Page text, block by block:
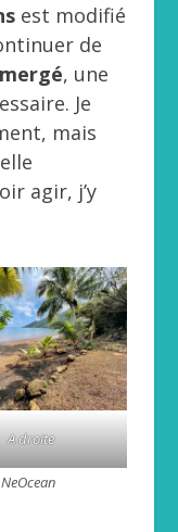
est modifié
de
, une
Je
mais
agir, j’y
A droite